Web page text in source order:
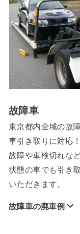
故障車
東京都内全域の故
車引き取りに対応
故障や車検切れな
状態の車でも引き
いただきます。
故障車の廃車例